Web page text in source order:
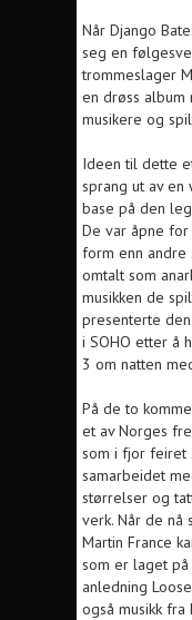
Når Django
seg en
trommeslager
en drøss album
musikere og
Ideen til dette
sprang ut av
base på den
De var åpne
form enn andre
omtalt som
musikken de
presenterte
i SOHO etter å
3 om natten
På de to
et av Norges
som i fjor feiret
samarbeidet
størrelser og
verk. Når de nå
Martin France
som er laget
anledning
også musikk fra